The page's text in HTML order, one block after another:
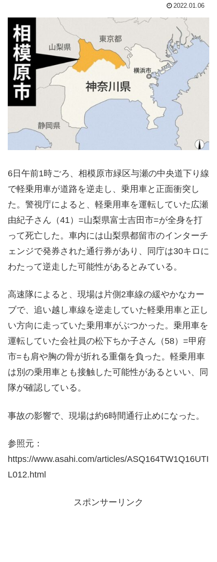
2022.01.06
6日午前1時ごろ、相模原市緑区与瀬の中央道下り線
で軽乗用車が道路を逆走し、乗用車と正面衝突し
た。警視庁によると、軽乗用車を運転していた広瀬
由紀子さん（41）=山梨県富士吉田市=が全身を打
って死亡した。車内には山梨県都留市のインターチ
ェンジで発券された通行券があり、同庁は30キロに
わたって逆走した可能性があるとみている。
高速隊によると、現場は片側2車線の緩やかなカー
ブで、追い越し車線を逆走していた軽乗用車と正し
い方向に走っていた乗用車がぶつかった。乗用車を
運転していた会社員の松下ちか子さん（58）=甲府
市=も肩や胸の骨が折れる重傷を負った。軽乗用車
は別の乗用車とも接触した可能性があるといい、同
隊が確認している。
事故の影響で、現場は約6時間通行止めになった。
参照元：
https://www.asahi.com/articles/ASQ164TW1Q16UTI
L012.html
スポンサーリンク